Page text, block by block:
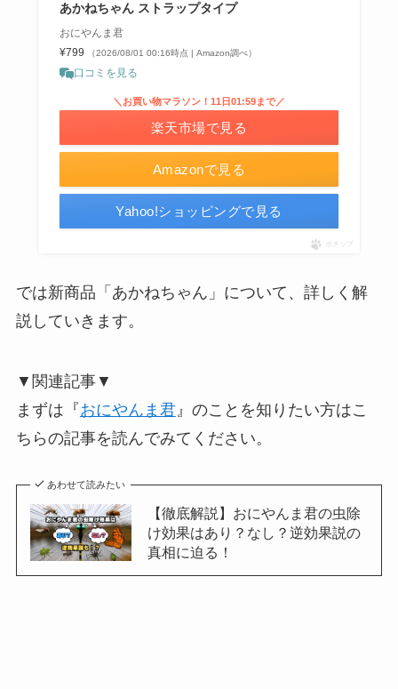
あかねちゃん ストラップタイプ
おにやんま君
¥799
（2026/08/01 00:16時点 | Amazon調べ）
口コミを見る
Amazonで見る
＼お買い物マラソン！11日01:59まで／
楽天市場で見る
Yahoo!ショッピングで見る
ポチップ
では新商品「あかねちゃん」について、詳しく解
説していきます。
▼関連記事▼
まずは『おにやんま君』のことを知りたい方はこ
ちらの記事を読んでみてください。
あわせて読みたい
【徹底解説】おにやんま君の虫除
け効果はあり？なし？逆効果説の
真相に迫る！